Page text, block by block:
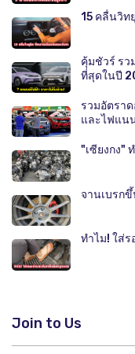
15 คลื่นวิท
คุ้มชัวร์ รว
ที่สุดในปี
รวมอัตรา
และไฟแน
"เซียงกง"
จานเบรก
ทำไม! ใส่
Join to Us